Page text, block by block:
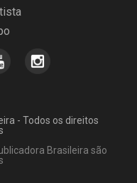
- Todos os direitos
Brasileira são